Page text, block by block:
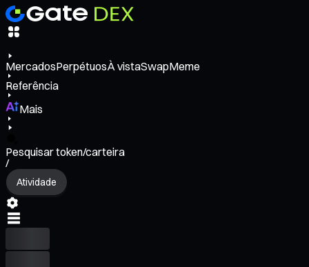
MercadosPerpétuosÀ vistaSwapMeme
Referência
Mais
Pesquisar token/carteira
/
Atividade